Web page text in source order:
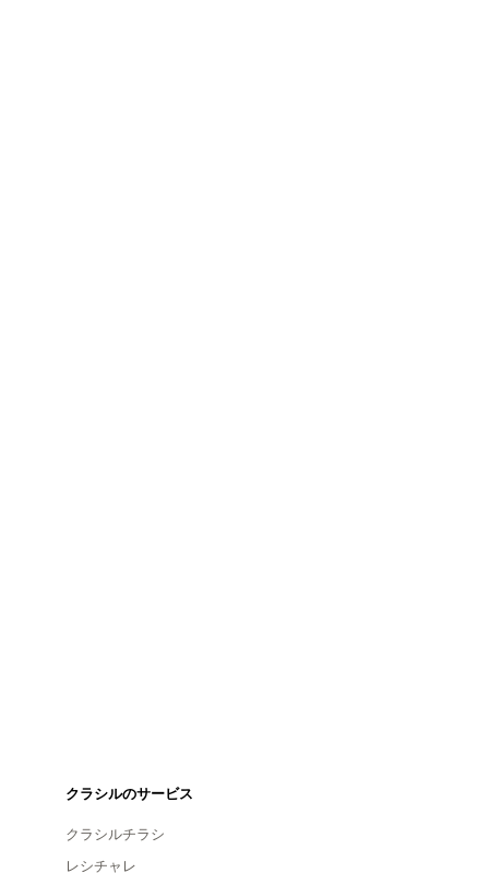
クラシルのサービス
クラシルチラシ
レシチャレ